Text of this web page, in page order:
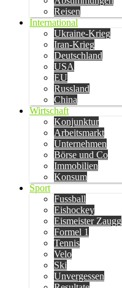
Reisen
International
Ukraine-Krieg
Iran-Krieg
Deutschland
USA
EU
Russland
China
Wirtschaft
Konjunktur
Arbeitsmarkt
Unternehmen
Börse und Co
Immobilien
Konsum
Sport
Fussball
Eishockey
Eismeister Zaugg
Formel 1
Tennis
Velo
Ski
Unvergessen